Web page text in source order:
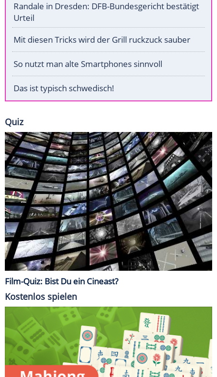
Randale in Dresden: DFB-Bundesgericht bestätigt
Urteil
Mit diesen Tricks wird der Grill ruckzuck sauber
So nutzt man alte Smartphones sinnvoll
Das ist typisch schwedisch!
Quiz
Film-Quiz: Bist Du ein Cineast?
Kostenlos spielen